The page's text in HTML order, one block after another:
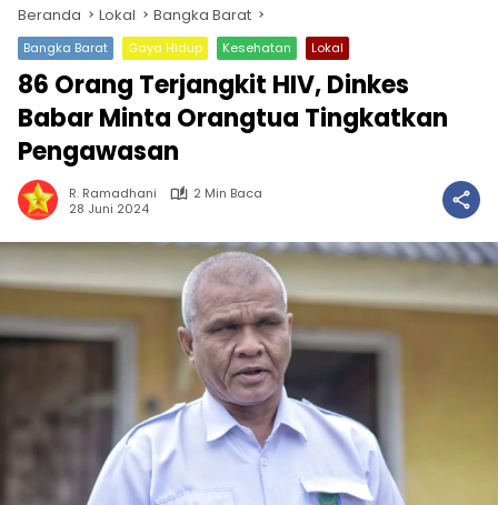
Beranda Lokal Bangka Barat
Bangka Barat Gaya Hidup Kesehatan Lokal
86 Orang Terjangkit HIV, Dinkes
Babar Minta Orangtua Tingkatkan
Pengawasan
R. Ramadhani
2 Min Baca
28 Juni 2024